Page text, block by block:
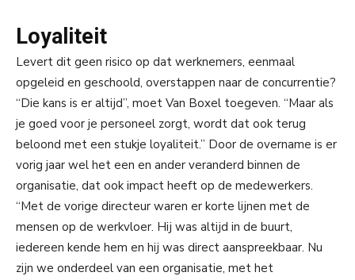
Loyaliteit
Levert dit geen risico op dat werknemers, eenmaal
opgeleid en geschoold, overstappen naar de concurrentie?
“Die kans is er altijd”, moet Van Boxel toegeven. “Maar als
je goed voor je personeel zorgt, wordt dat ook terug
beloond met een stukje loyaliteit.” Door de overname is er
vorig jaar wel het een en ander veranderd binnen de
organisatie, dat ook impact heeft op de medewerkers.
“Met de vorige directeur waren er korte lijnen met de
mensen op de werkvloer. Hij was altijd in de buurt,
iedereen kende hem en hij was direct aanspreekbaar. Nu
zijn we onderdeel van een organisatie, met het